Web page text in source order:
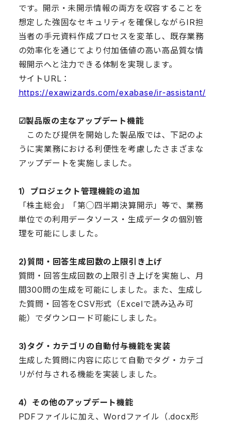
です。開示・未開示情報の両方を収容することを
想定した強固なセキュリティを確保しながらIR担
当者の手元資料作成プロセスを変革し、既存業務
の効率化を通じてより付加価値の高い高品質な情
報開示へと注力できる体制を実現します。
サイトURL：
https://exawizards.com/exabase/ir-assistant/
☑︎製品版の主なアップデート機能
このたび提供を開始した製品版では、下記のよ
うに実業務における利便性を考慮したさまざまな
アップデートを実施しました。
1）プロジェクト管理機能の追加
「株主総会」「第◯四半期決算開示」等で、業務
単位での利用データソース・生成データの個別管
理を可能にしました。
2)質問・回答生成回数の上限引き上げ
質問・回答生成回数の上限引き上げを実施し、月
間300問の生成を可能にしました。また、生成し
た質問・回答をCSV形式（Excelで読み込み可
能）でダウンロード可能にしました。
3)タグ・カテゴリの自動付与機能を実装
生成した質問に内容に応じて自動でタグ・カテゴ
リが付与される機能を実装しました。
4）その他のアップデート機能
PDFファイルに加え、Wordファイル（.docx形